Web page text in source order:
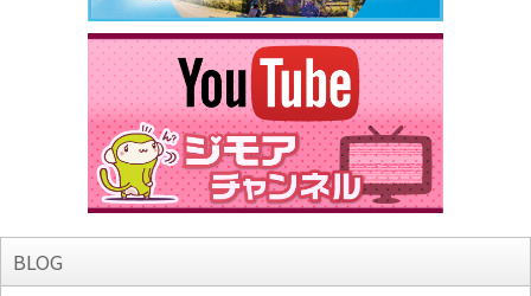
BLOG